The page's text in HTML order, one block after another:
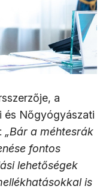
a
és Nőgyógyászati
„Bár a méhtesrák
fontos
lehetőségek
is